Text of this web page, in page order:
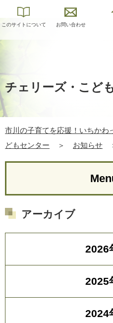
このサイトについて お問い合わせ
チェリーズ・こど
市川の子育てを応援！いちかわ
どもセンター
＞ お知らせ
アーカイブ
2026
2025
2024